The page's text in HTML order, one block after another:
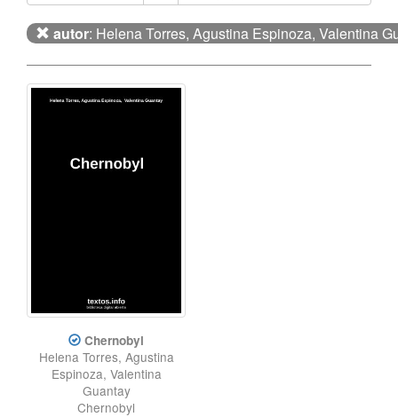
autor: Helena Torres, Agustina Espinoza, Valentina
Chernobyl
Helena Torres, Agustina
Espinoza, Valentina
Guantay
Chernobyl